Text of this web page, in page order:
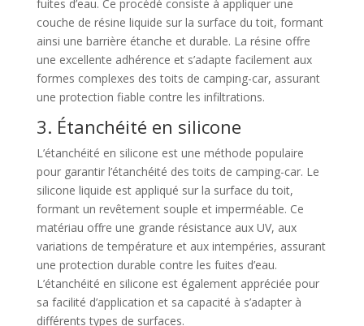
fuites d’eau. Ce procédé consiste à appliquer une
couche de résine liquide sur la surface du toit, formant
ainsi une barrière étanche et durable. La résine offre
une excellente adhérence et s’adapte facilement aux
formes complexes des toits de camping-car, assurant
une protection fiable contre les infiltrations.
3. Étanchéité en silicone
L’étanchéité en silicone est une méthode populaire
pour garantir l’étanchéité des toits de camping-car. Le
silicone liquide est appliqué sur la surface du toit,
formant un revêtement souple et imperméable. Ce
matériau offre une grande résistance aux UV, aux
variations de température et aux intempéries, assurant
une protection durable contre les fuites d’eau.
L’étanchéité en silicone est également appréciée pour
sa facilité d’application et sa capacité à s’adapter à
différents types de surfaces.